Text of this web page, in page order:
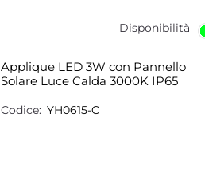
Disponibilità
Applique LED 3W con Pannello
Solare Luce Calda 3000K IP65
Codice: YH0615-C